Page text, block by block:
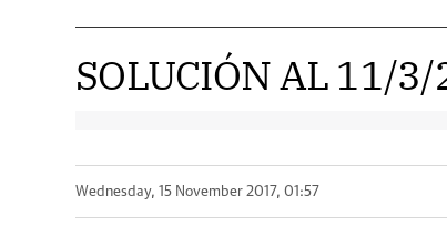
SOLUCIÓN AL 11/
Wednesday, 15 November 2017, 01:57